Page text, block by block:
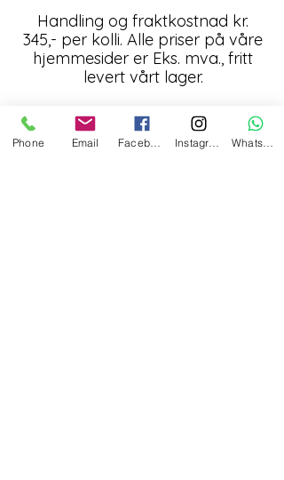
Logo tilkommer.
Handling og fraktkostnad kr.
345,- per kolli. Alle priser på våre
hjemmesider er Eks. mva., fritt
levert vårt lager.
Phone Email